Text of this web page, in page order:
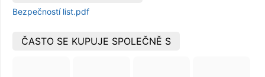
Bezpečností list.pdf
ČASTO SE KUPUJE SPOLEČNĚ S